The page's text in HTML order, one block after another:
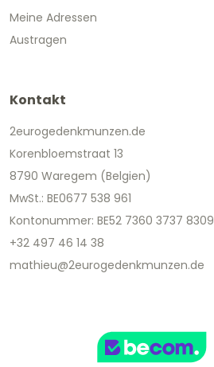
Meine Adressen
Austragen
Kontakt
2eurogedenkmunzen.de
Korenbloemstraat 13
8790 Waregem (Belgien)
MwSt.: BE0677 538 961
Kontonummer: BE52 7360 3737 8309
+32 497 46 14 38
mathieu@2eurogedenkmunzen.de